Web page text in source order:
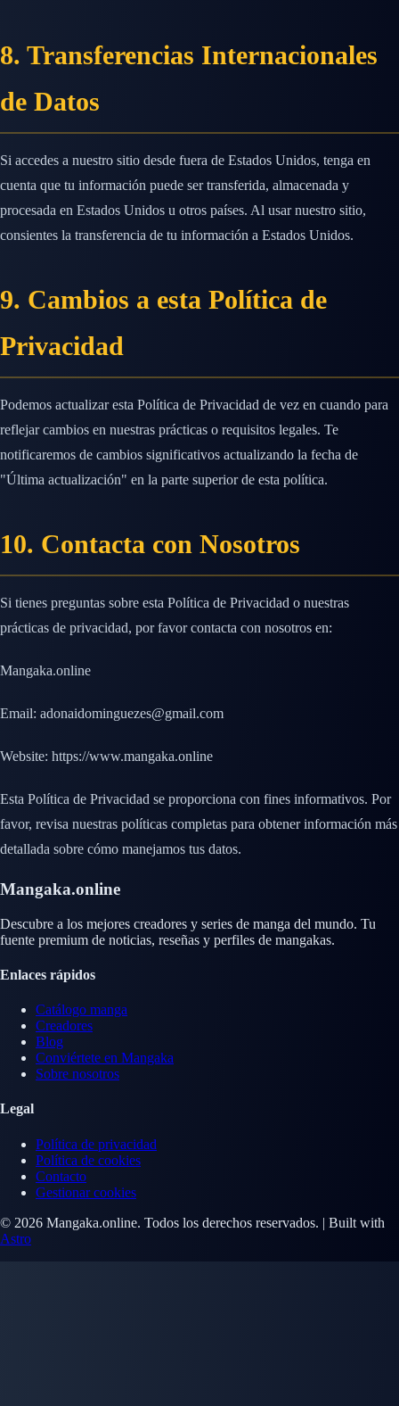
8. Transferencias Internacionales
de Datos
Si accedes a nuestro sitio desde fuera de Estados Unidos, tenga en
cuenta que tu información puede ser transferida, almacenada y
procesada en Estados Unidos u otros países. Al usar nuestro sitio,
consientes la transferencia de tu información a Estados Unidos.
9. Cambios a esta Política de
Privacidad
Podemos actualizar esta Política de Privacidad de vez en cuando para
reflejar cambios en nuestras prácticas o requisitos legales. Te
notificaremos de cambios significativos actualizando la fecha de
"Última actualización" en la parte superior de esta política.
10. Contacta con Nosotros
Si tienes preguntas sobre esta Política de Privacidad o nuestras
prácticas de privacidad, por favor contacta con nosotros en:
Mangaka.online
Email: adonaidominguezes@gmail.com
Website: https://www.mangaka.online
Esta Política de Privacidad se proporciona con fines informativos. Por
favor, revisa nuestras políticas completas para obtener información más
detallada sobre cómo manejamos tus datos.
Mangaka.online
Descubre a los mejores creadores y series de manga del mundo. Tu
fuente premium de noticias, reseñas y perfiles de mangakas.
Enlaces rápidos
Catálogo manga
Creadores
Blog
Conviértete en Mangaka
Sobre nosotros
Legal
Política de privacidad
Política de cookies
Contacto
Gestionar cookies
© 2026 Mangaka.online. Todos los derechos reservados. | Built with
Astro